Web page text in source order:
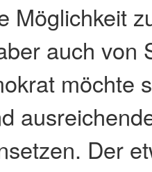
Möglichkeit
auch von
möchte
Der